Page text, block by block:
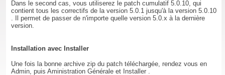
Dans le second cas, vous utiliserez le patch cumulatif 5.0.10, qui
contient tous les correctifs de la version 5.0.1 jusqu'à la version 5.0.10
. Il permet de passer de n'importe quelle version 5.0.x à la dernière
version.
Installation avec Installer
Une fois la bonne archive zip du patch téléchargée, rendez vous en
Admin, puis Aministration Générale et Installer .